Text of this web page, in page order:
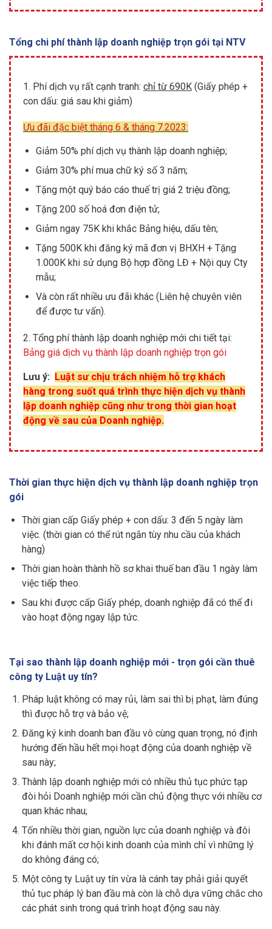
Tổng chi phí thành lập doanh nghiệp trọn gói tại NTV
1. Phí dịch vụ rất cạnh tranh: chỉ từ 690K (Giấy phép +
con dấu: giá sau khi giảm)
Ưu đãi đặc biệt tháng 6 & tháng 7.2023:
Giảm 50% phí dịch vụ thành lập doanh nghiệp;
Giảm 30% phí mua chữ ký số 3 năm;
Tặng một quý báo cáo thuế trị giá 2 triệu đồng;
Tặng 200 số hoá đơn điện tử;
Giảm ngay 75K khi khắc Bảng hiệu, dấu tên;
Tặng 500K khi đăng ký mã đơn vị BHXH + Tặng
1.000K khi sử dụng Bộ hợp đồng LĐ + Nội quy Cty
mẫu;
Và còn rất nhiều ưu đãi khác (Liên hệ chuyên viên
để được tư vấn).
2. Tổng phí thành lập doanh nghiệp mới chi tiết tại:
Bảng giá dịch vụ thành lập doanh nghiệp trọn gói
Lưu ý: Luật sư chịu trách nhiệm hỗ trợ khách
hàng trong suốt quá trình thực hiện dịch vụ thành
lập doanh nghiệp cũng như trong thời gian hoạt
động về sau của Doanh nghiệp.
Thời gian thực hiện dịch vụ thành lập doanh nghiệp trọn
gói
Thời gian cấp Giấy phép + con dấu: 3 đến 5 ngày làm
việc. (thời gian có thể rút ngắn tùy nhu cầu của khách
hàng)
Thời gian hoàn thành hồ sơ khai thuế ban đầu 1 ngày làm
việc tiếp theo.
Sau khi được cấp Giấy phép, doanh nghiệp đã có thể đi
vào hoạt động ngay lập tức.
Tại sao thành lập doanh nghiệp mới - trọn gói cần thuê
công ty Luật uy tín?
Pháp luật không có may rủi, làm sai thì bị phạt, làm đúng
thì được hỗ trợ và bảo vệ;
Đăng ký kinh doanh ban đầu vô cùng quan trọng, nó định
hướng đến hầu hết mọi hoạt động của doanh nghiệp về
sau này;
Thành lập doanh nghiệp mới có nhiều thủ tục phức tạp
đòi hỏi Doanh nghiệp mới cần chủ động thực với nhiều cơ
quan khác nhau;
Tốn nhiều thời gian, nguồn lực của doanh nghiệp và đôi
khi đánh mất cơ hội kinh doanh của mình chỉ vì những lý
do không đáng có;
Một công ty Luật uy tín vừa là cánh tay phải giải quyết
thủ tục pháp lý ban đầu mà còn là chỗ dựa vững chắc cho
các phát sinh trong quá trình hoạt động sau này.